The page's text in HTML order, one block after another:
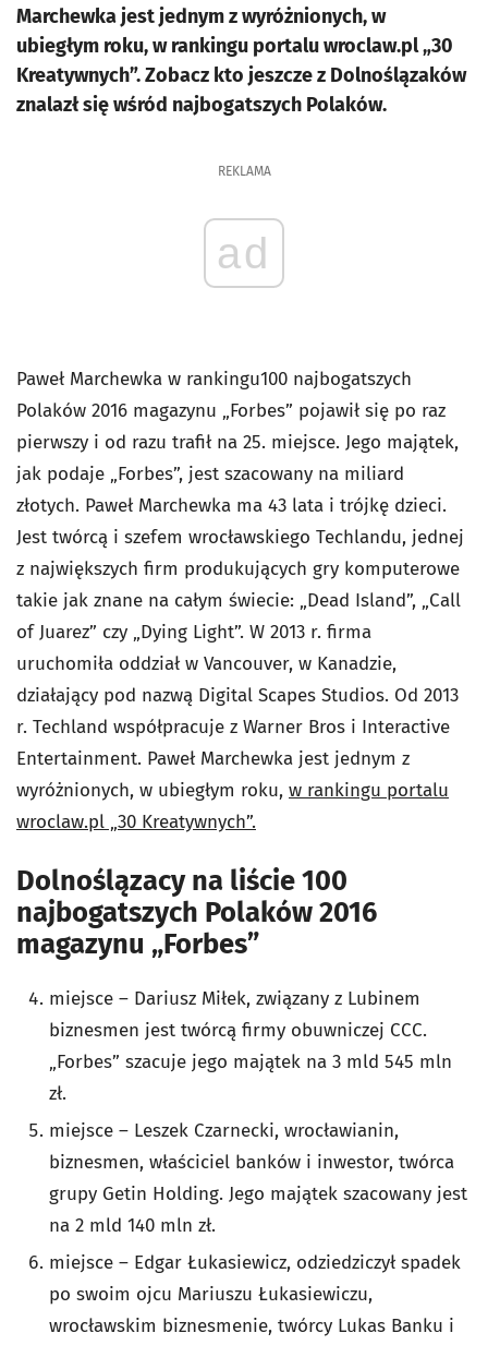
Marchewka jest jednym z wyróżnionych, w
ubiegłym roku, w rankingu portalu wroclaw.pl „30
Kreatywnych”. Zobacz kto jeszcze z Dolnoślązaków
znalazł się wśród najbogatszych Polaków.
REKLAMA
ad
Paweł Marchewka w rankingu100 najbogatszych
Polaków 2016 magazynu „Forbes” pojawił się po raz
pierwszy i od razu trafił na 25. miejsce. Jego majątek,
jak podaje „Forbes”, jest szacowany na miliard
złotych. Paweł Marchewka ma 43 lata i trójkę dzieci.
Jest twórcą i szefem wrocławskiego Techlandu, jednej
z największych firm produkujących gry komputerowe
takie jak znane na całym świecie: „Dead Island”, „Call
of Juarez” czy „Dying Light”. W 2013 r. firma
uruchomiła oddział w Vancouver, w Kanadzie,
działający pod nazwą Digital Scapes Studios. Od 2013
r. Techland współpracuje z Warner Bros i Interactive
Entertainment. Paweł Marchewka jest jednym z
wyróżnionych, w ubiegłym roku, w rankingu portalu
wroclaw.pl „30 Kreatywnych”.
Dolnoślązacy na liście 100
najbogatszych Polaków 2016
magazynu „Forbes”
miejsce – Dariusz Miłek, związany z Lubinem
biznesmen jest twórcą firmy obuwniczej CCC.
„Forbes” szacuje jego majątek na 3 mld 545 mln
zł.
miejsce – Leszek Czarnecki, wrocławianin,
biznesmen, właściciel banków i inwestor, twórca
grupy Getin Holding. Jego majątek szacowany jest
na 2 mld 140 mln zł.
miejsce – Edgar Łukasiewicz, odziedziczył spadek
po swoim ojcu Mariuszu Łukasiewiczu,
wrocławskim biznesmenie, twórcy Lukas Banku i